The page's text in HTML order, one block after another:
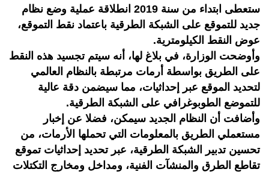
ستعطى ابتداء من سنة 2019 انطلاقة عملية وضع نظام
جديد للتموقع على الشبكة الطرقية باعتماد نقط التموقع،
عوض النقط الكيلومترية.
وأوضحت الوزارة، في بلاغ لها، أنه سيتم تجسيد هذه النقط
على الطريق بواسطة أرمات مرتبطة بالنظام العالمي
لتحديد الموقع عبر إحداثيات، مما سيضمن دقة عالية
للتموضع الطوبوغرافي على الشبكة الطرقية.
وأضافت أن النظام الجديد سيمكن، فضلا عن إخبار
مستعملي الطريق بالمعلومات التي تحملها الأرمات، من
تحسين تدبير الشبكة الطرقية، عبر تحديد إحداثيات تموقع
تقاطع الطرق والمنشآت الفنية، ومداخل ومخارج التكتلات